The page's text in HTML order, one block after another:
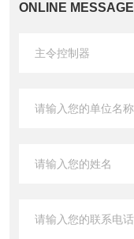
ONLINE MESSAGE